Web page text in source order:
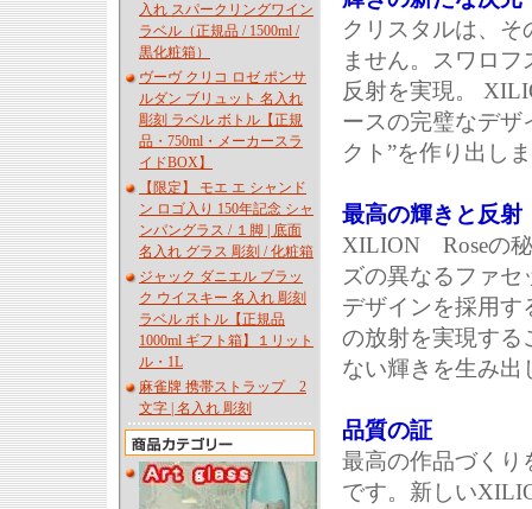
入れ スパークリングワイン
ラベル（正規品 / 1500ml /
黒化粧箱）
ヴーヴ クリコ ロゼ ポンサ
ルダン ブリュット 名入れ
彫刻 ラベル ボトル【正規
品・750ml・メーカースラ
イドBOX】
【限定】 モエ エ シャンド
ン ロゴ入り 150年記念 シャ
ンパングラス / １脚 | 底面
名入れ グラス 彫刻 / 化粧箱
ジャック ダニエル ブラッ
ク ウイスキー 名入れ 彫刻
ラベル ボトル【正規品
1000ml ギフト箱】１リット
ル・1L
麻雀牌 携帯ストラップ 2
文字 | 名入れ 彫刻
クリスタルは、
ません。スワロ
反射を実現。
ースの完璧なデ
クト”を作り出し
最高の輝きと反射
XILION Roseの
ズの異なるファ
デザインを採用す
の放射を実現する
ない輝きを生み出
品質の証
最高の作品づくり
です。新しい